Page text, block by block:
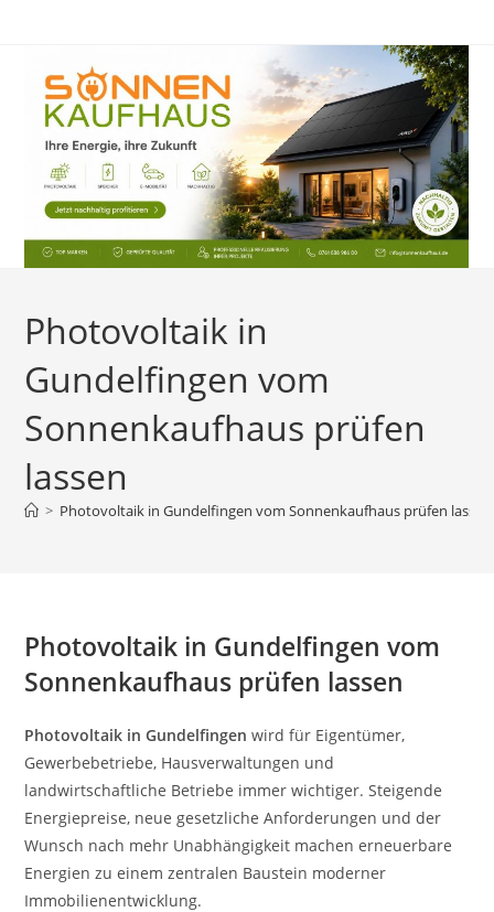
Photovoltaik in
Gundelfingen vom
Sonnenkaufhaus prüfen
lassen
> Photovoltaik in Gundelfingen vom Sonnenkaufhaus prüfen lassen
Photovoltaik in Gundelfingen vom
Sonnenkaufhaus prüfen lassen
Photovoltaik in Gundelfingen wird für Eigentümer,
Gewerbebetriebe, Hausverwaltungen und
landwirtschaftliche Betriebe immer wichtiger. Steigende
Energiepreise, neue gesetzliche Anforderungen und der
Wunsch nach mehr Unabhängigkeit machen erneuerbare
Energien zu einem zentralen Baustein moderner
Immobilienentwicklung.